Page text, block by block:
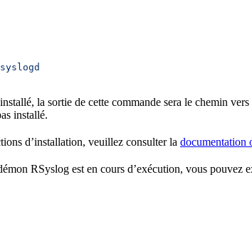
la sortie de cette commande sera le chemin
installé.
d’installation, veuillez consulter la documentation
RSyslog est en cours d’exécution, vous pouvez